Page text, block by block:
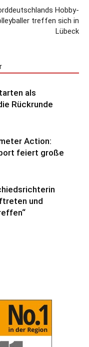
Hobby-
treffen sich in
Lübeck
als
Rückrunde
Action:
feiert große
und